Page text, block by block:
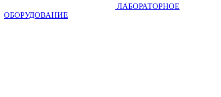
ЛАБОРАТОРНОЕ
ОБОРУДОВАНИЕ